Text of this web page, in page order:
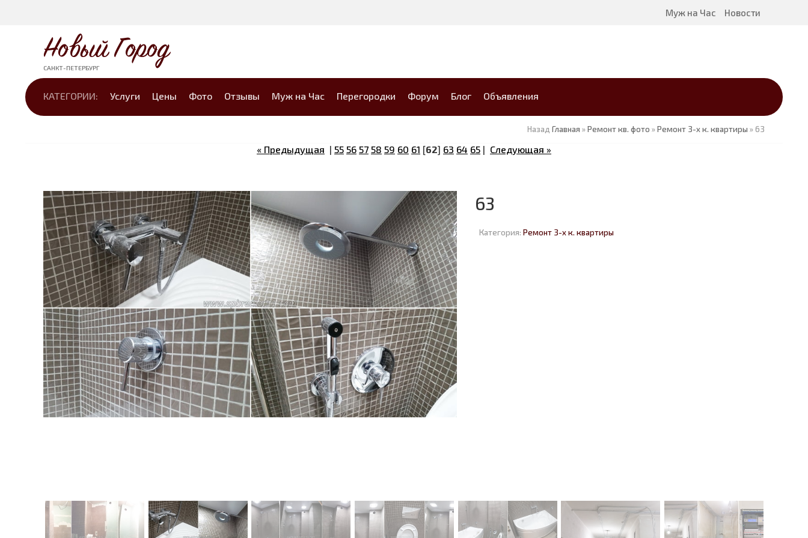
Муж на Час Новости
Новый Город
САНКТ-ПЕТЕРБУРГ
КАТЕГОРИИ: Услуги Цены Фото Отзывы Муж на Час Перегородки Форум Блог Объявления
Назад Главная »Ремонт кв. фото »Ремонт 3-х к. квартиры » 63
« Предыдущая | 55 56 57 58 59 60 61 [62] 63 64 65 | Следующая »
63
Категория: Ремонт 3-х к. квартиры